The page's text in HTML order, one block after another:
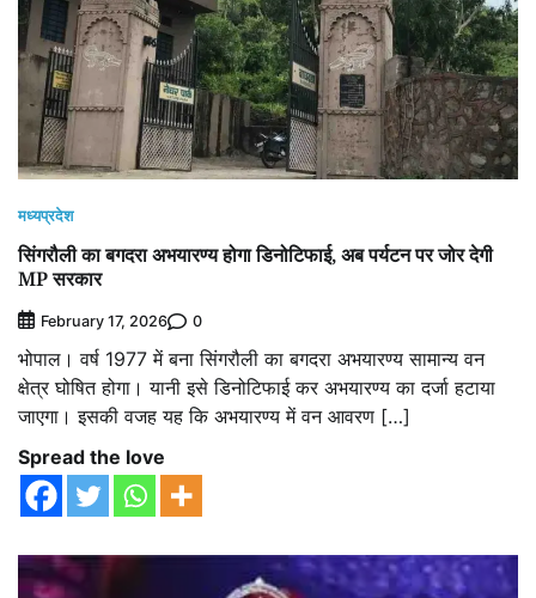
मध्यप्रदेश
सिंगरौली का बगदरा अभयारण्य होगा डिनोटिफाई, अब पर्यटन पर जोर देगी
MP सरकार
February 17, 2026 0
भोपाल। वर्ष 1977 में बना सिंगरौली का बगदरा अभयारण्य सामान्य वन
क्षेत्र घोषित होगा। यानी इसे डिनोटिफाई कर अभयारण्य का दर्जा हटाया
जाएगा। इसकी वजह यह कि अभयारण्य में वन आवरण […]
Spread the love